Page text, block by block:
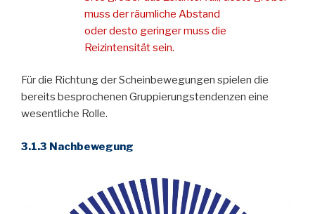
muss der räumliche Abstand
oder desto geringer muss die
Reizintensität sein.
Für die Richtung der Scheinbewegungen spielen die
bereits besprochenen Gruppierungstendenzen eine
wesentliche Rolle.
3.1.3 Nachbewegung